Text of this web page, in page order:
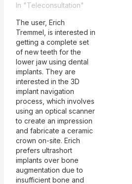
könnte Ihr
aussehen: Bei Dr.
Truppe erhielt ich ein
Implantat rechts und
zwei links im
Unterkiefer; wegen
wenig Knochen wählten
wir ultrakurze Implantate
mit 3D-Navigation –
minimalinvasiv, mit
Sofortprovisorium. Ich
hatte vorher Angst,
doch Aufklärung und
Technik machten…
In "Teleconsultation"
The user, Erich
Tremmel, is interested in
getting a complete set
of new teeth for the
lower jaw using dental
implants. They are
interested in the 3D
implant navigation
process, which involves
using an optical scanner
to create an impression
and fabricate a ceramic
crown on-site. Erich
prefers ultrashort
implants over bone
augmentation due to
insufficient bone and